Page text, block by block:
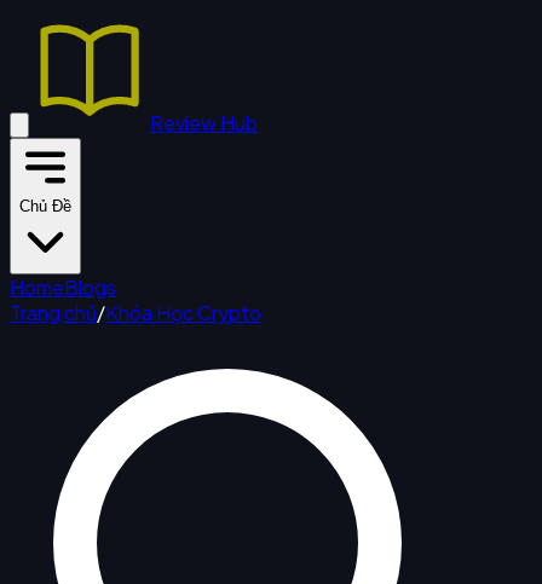
Review Hub
Chủ Đề
HomeBlogs
Trang chủ/Khóa Học Crypto